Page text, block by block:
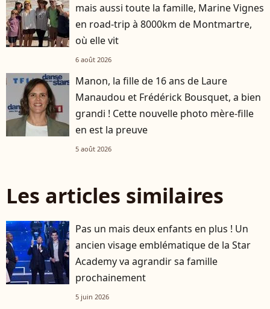
mais aussi toute la famille, Marine Vignes
en road-trip à 8000km de Montmartre,
où elle vit
6 août 2026
Manon, la fille de 16 ans de Laure
Manaudou et Frédérick Bousquet, a bien
grandi ! Cette nouvelle photo mère-fille
en est la preuve
5 août 2026
Les articles similaires
Pas un mais deux enfants en plus ! Un
ancien visage emblématique de la Star
Academy va agrandir sa famille
prochainement
5 juin 2026